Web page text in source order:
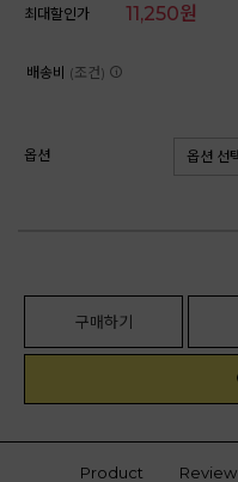
최대할인가 11,250원
배송비 (조건)
옵션
구매하기
Product Review